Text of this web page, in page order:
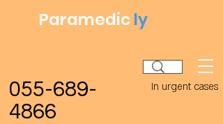
Paramedicly
In urgent cases
055-689-
4866